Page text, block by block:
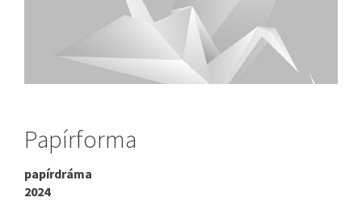
Papírforma
papírdráma
2024